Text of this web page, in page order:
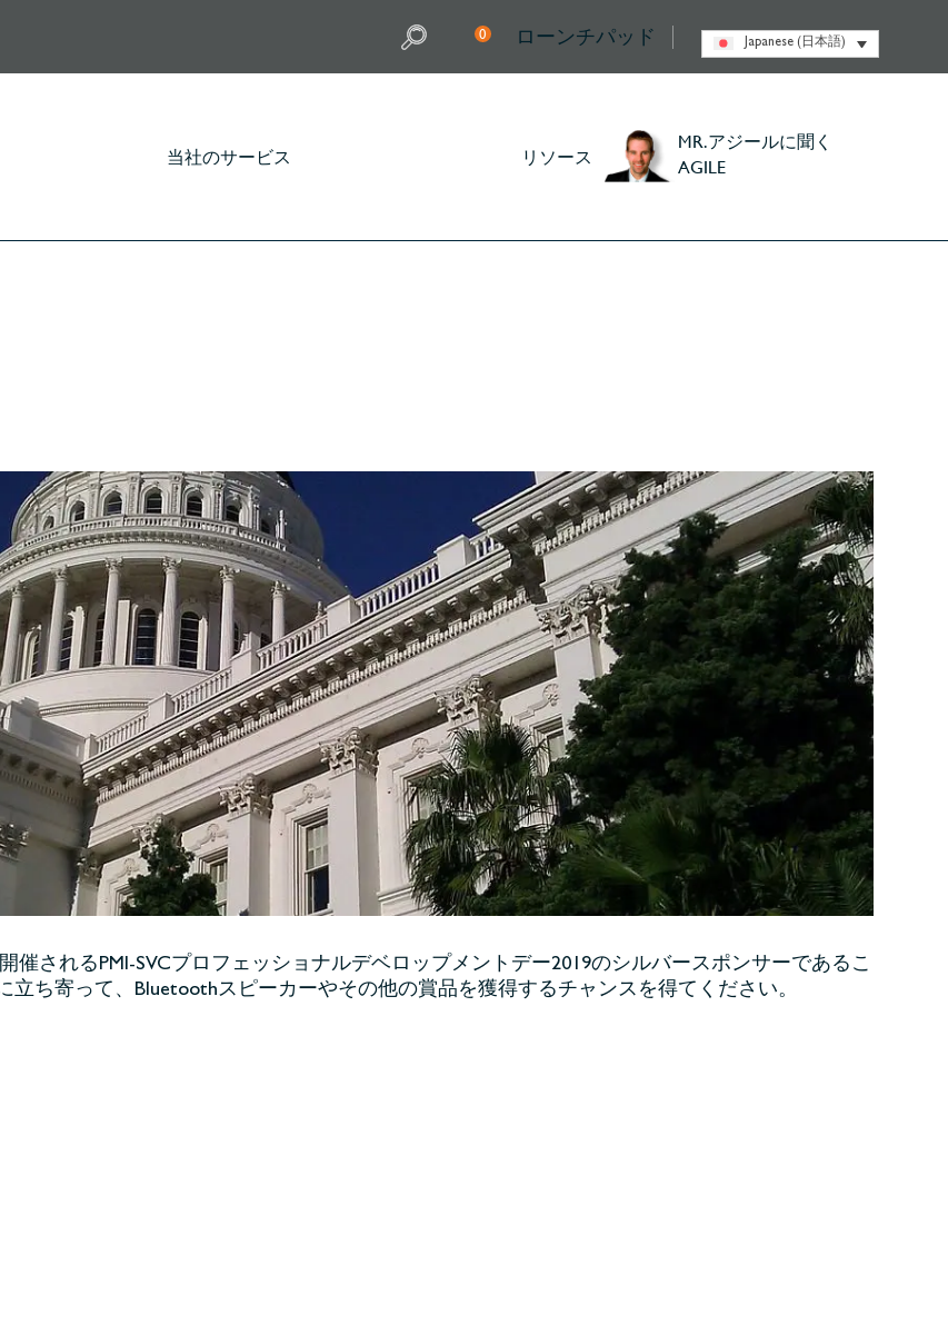
0 ローンチパッド Japanese (日本語)
当社のサービス リソース
MR.アジールに聞く
AGILE
催されるPMI-SVCプロフェッショナルデベロップメントデー2019のシルバースポンサーであるこ
ち寄って、Bluetoothスピーカーやその他の賞品を獲得するチャンスを得てください。